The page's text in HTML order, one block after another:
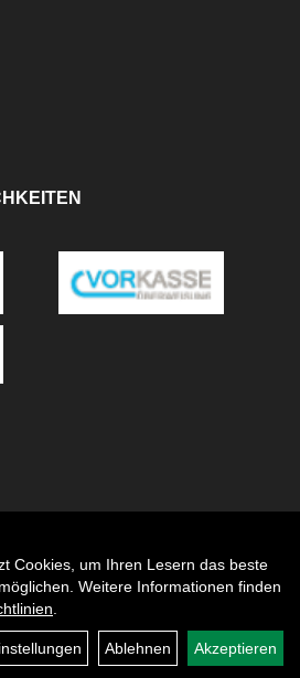
Cookies, um Ihren Lesern das beste
Weitere Informationen finden
Ablehnen Akzeptieren
Auftrag widerrufen